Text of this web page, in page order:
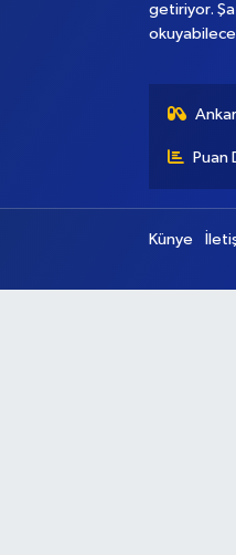
getiriyor.
Puan
Künye